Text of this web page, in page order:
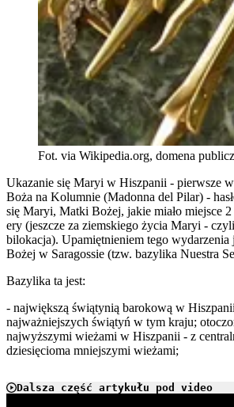
Fot. via Wikipedia.org, domena
Ukazanie się Maryi w Hiszpanii - pierwsze
Boża na Kolumnie (Madonna del Pilar) -
się Maryi, Matki Bożej, jakie miało miejsce 2
ery (jeszcze za ziemskiego życia Maryi -
bilokacja). Upamiętnieniem tego wydarzenia
Bożej w Saragossie (tzw. bazylika Nuestra
Bazylika ta jest:
- największą świątynią barokową w
najważniejszych świątyń w tym kraju;
najwyższymi wieżami w Hiszpanii - z
dziesięcioma mniejszymi wieżami;
Dalsza część artykułu pod video